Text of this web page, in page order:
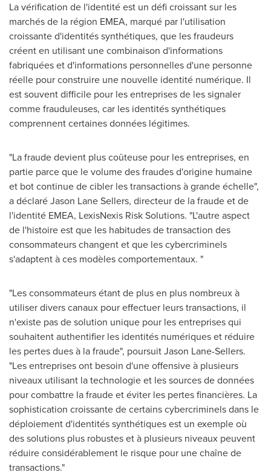
La vérification de l'identité est un défi croissant sur les
marchés de la région EMEA, marqué par l'utilisation
croissante d'identités synthétiques, que les fraudeurs
créent en utilisant une combinaison d'informations
fabriquées et d'informations personnelles d'une personne
réelle pour construire une nouvelle identité numérique. Il
est souvent difficile pour les entreprises de les signaler
comme frauduleuses, car les identités synthétiques
comprennent certaines données légitimes.
"La fraude devient plus coûteuse pour les entreprises, en
partie parce que le volume des fraudes d'origine humaine
et bot continue de cibler les transactions à grande échelle",
a déclaréJason Lane Sellers, directeur de la fraude et de
l'identité EMEA, LexisNexis Risk Solutions. "L'autre aspect
de l'histoire est que les habitudes de transaction des
consommateurs changent et que les cybercriminels
s'adaptent à ces modèles comportementaux. "
"Les consommateurs étant de plus en plus nombreux à
utiliser divers canaux pour effectuer leurs transactions, il
n'existe pas de solution unique pour les entreprises qui
souhaitent authentifier les identités numériques et réduire
les pertes dues à la fraude", poursuitJason Lane-Sellers.
"Les entreprises ont besoin d'une offensive à plusieurs
niveaux utilisant la technologie et les sources de données
pour combattre la fraude et éviter les pertes financières. La
sophistication croissante de certains cybercriminels dans le
déploiement d'identités synthétiques est un exemple où
des solutions plus robustes et à plusieurs niveaux peuvent
réduire considérablement le risque pour une chaîne de
transactions."